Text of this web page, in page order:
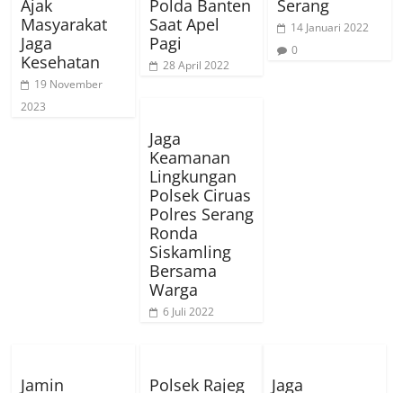
Ajak
Masyarakat
Jaga
Kesehatan
19 November
2023
Polda Banten
Saat Apel
Pagi
28 April 2022
Serang
14 Januari 2022
0
Jaga
Keamanan
Lingkungan
Polsek Ciruas
Polres Serang
Ronda
Siskamling
Bersama
Warga
6 Juli 2022
Jamin Polsek Rajeg Jaga